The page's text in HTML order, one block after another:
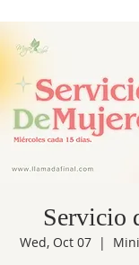
Servicio
Wed, Oct 07
  |